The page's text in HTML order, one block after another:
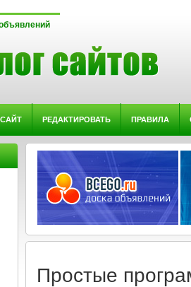
РЕДАКТИРОВАТЬ ПРАВИЛА
Простые